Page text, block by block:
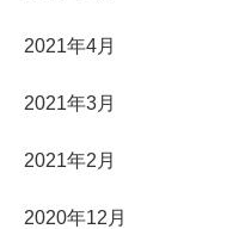
2021年4月
2021年3月
2021年2月
2020年12月